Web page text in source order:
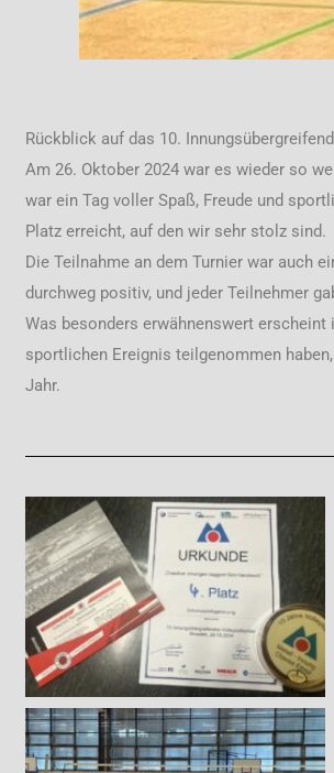
Rückblick auf das 10.
Am 26. Oktober 2024 war es wieder so
war ein Tag voller Spaß, Freude und
Platz erreicht, auf den wir sehr stolz sind.
Die Teilnahme an dem Turnier war auch
durchweg positiv, und jeder Teilnehmer
Was besonders erwähnenswert
sportlichen Ereignis teilgenommen
Jahr.